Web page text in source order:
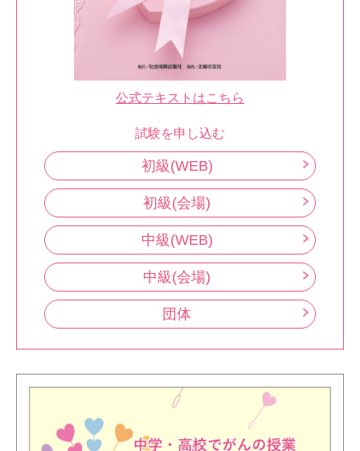
公式テキストはこちら
試験を申し込む
初級(WEB)
初級(会場)
中級(WEB)
中級(会場)
団体